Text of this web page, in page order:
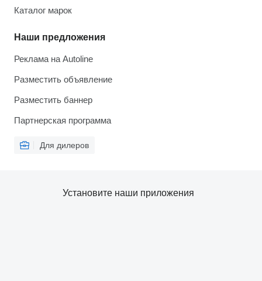
Каталог марок
Наши предложения
Реклама на Autoline
Разместить объявление
Разместить баннер
Партнерская программа
Для дилеров
Установите наши приложения